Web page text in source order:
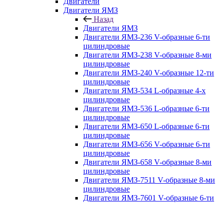
Двигатели ЯМЗ
Назад
Двигатели ЯМЗ
Двигатели ЯМЗ-236 V-образные 6-ти
цилиндровые
Двигатели ЯМЗ-238 V-образные 8-ми
цилиндровые
Двигатели ЯМЗ-240 V-образные 12-ти
цилиндровые
Двигатели ЯМЗ-534 L-образные 4-х
цилиндровые
Двигатели ЯМЗ-536 L-образные 6-ти
цилиндровые
Двигатели ЯМЗ-650 L-образные 6-ти
цилиндровые
Двигатели ЯМЗ-656 V-образные 6-ти
цилиндровые
Двигатели ЯМЗ-658 V-образные 8-ми
цилиндровые
Двигатели ЯМЗ-7511 V-образные 8-ми
цилиндровые
Двигатели ЯМЗ-7601 V-образные 6-ти